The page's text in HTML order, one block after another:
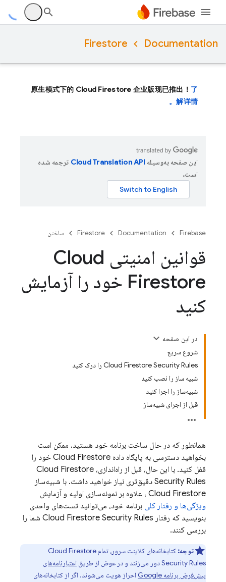
Documentation
Firestore
原生模式下的 Cloud Firestore 企业版现已推出！ 了
解详情。
این صفحه به‌وسیله
ترجمه شده
است.
Firebase
Documentation
Firestore ساختن
قوانین امنیتی Cloud
Firestore خود را آزمایش
کنید
در این صفحه
شروع سریع
Cloud Firestore Security Rules را درک کنید
شبیه ساز را نصب کنید
شبیه‌ساز را اجرا کنید
قبل از اجرای شبیه‌ساز
همانطور که در حال ساخت برنامه خود هستید، ممکن است
بخواهید دسترسی به پایگاه داده Cloud Firestore خود را
قفل کنید. با این حال، قبل از راه‌اندازی، Cloud Firestore
Security Rules دقیق‌تری نیاز خواهید داشت. با شبیه‌ساز
Cloud Firestore ، علاوه بر نمونه‌سازی اولیه و آزمایش
ویژگی‌ها و رفتار کلی برنامه خود، می‌توانید تست‌های واحدی
بنویسید که رفتار
Cloud Firestore Security Rules
شما را
بررسی کنند.
توجه: کتابخانه‌های کلاینت سرور، تمامCloud Firestore
Security Rulesدور می‌زنند و در عوض از طریق اعتبارنامه‌های
پیش‌فرض برنامه Google
احراز هویت می‌شوند. اگر از کتابخانه‌های